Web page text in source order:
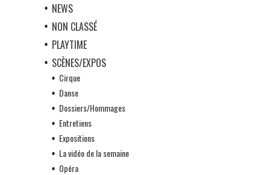
NEWS
NON CLASSÉ
PLAYTIME
SCÈNES/EXPOS
Cirque
Danse
Dossiers/Hommages
Entretiens
Expositions
La vidéo de la semaine
Opéra